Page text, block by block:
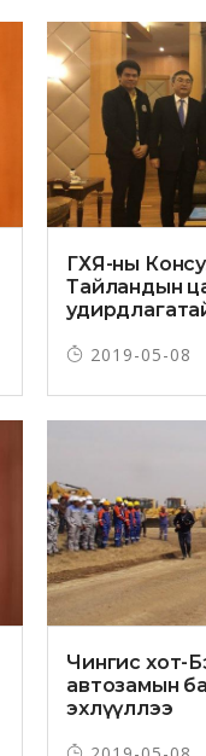
ГХЯ-ны
Тайландын
2019-05-08
Чингис хот-
автозамын
эхлүүллээ